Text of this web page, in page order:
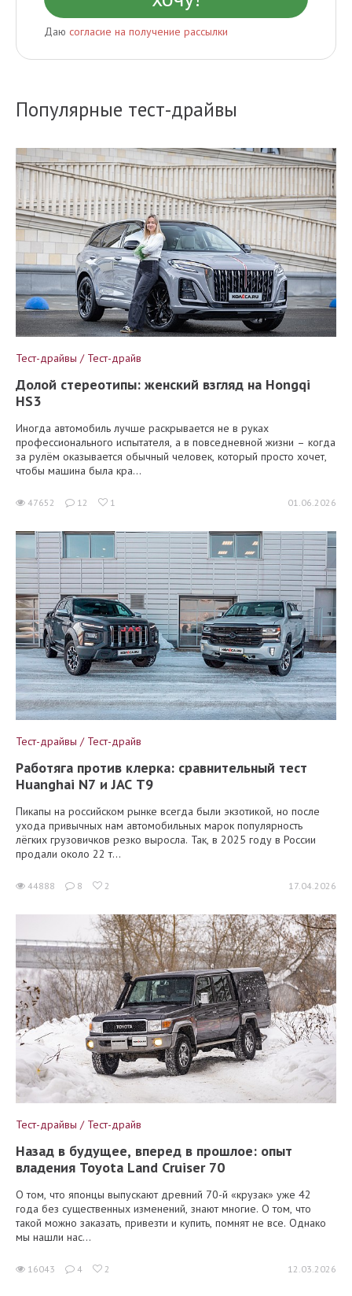
Даю согласие на получение рассылки
Популярные тест-драйвы
Тест-драйвы / Тест-драйв
Долой стереотипы: женский взгляд на Hongqi
HS3
Иногда автомобиль лучше раскрывается не в руках
профессионального испытателя, а в повседневной жизни – когда
за рулём оказывается обычный человек, который просто хочет,
чтобы машина была кра...
47652 12 1 01.06.2026
Тест-драйвы / Тест-драйв
Работяга против клерка: сравнительный тест
Huanghai N7 и JAC T9
Пикапы на российском рынке всегда были экзотикой, но после
ухода привычных нам автомобильных марок популярность
лёгких грузовичков резко выросла. Так, в 2025 году в России
продали около 22 т...
44888 8 2 17.04.2026
Тест-драйвы / Тест-драйв
Назад в будущее, вперед в прошлое: опыт
владения Toyota Land Cruiser 70
О том, что японцы выпускают древний 70-й «крузак» уже 42
года без существенных изменений, знают многие. О том, что
такой можно заказать, привезти и купить, помнят не все. Однако
мы нашли нас...
16043 4 2 12.03.2026